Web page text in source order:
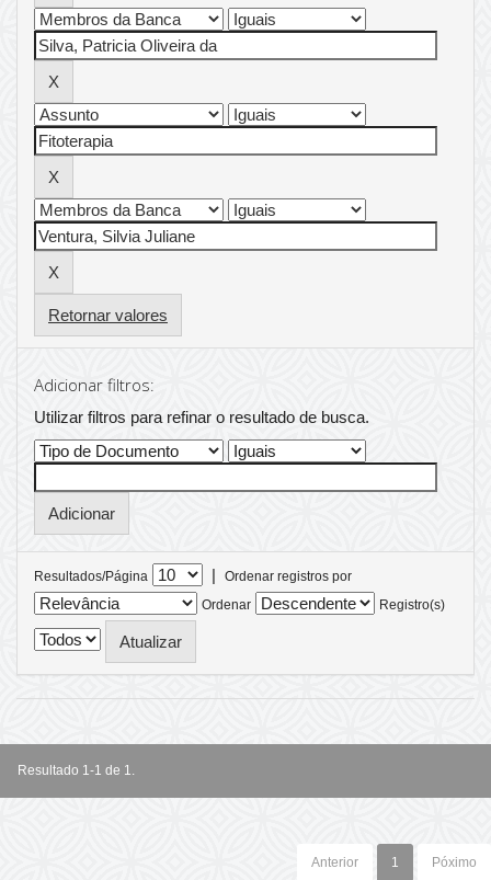
Retornar valores
Adicionar filtros:
Utilizar filtros para refinar o resultado de busca.
Resultados/Página |
Ordenar registros por
Ordenar
Registro(s)
Resultado 1-1 de 1.
Anterior 1 Póximo